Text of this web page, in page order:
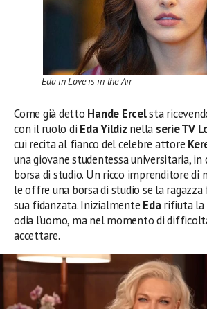
Eda in Love is in the Air
Come già detto Hande Ercelsta
con il ruolo di Eda Yildiz nella serie TV
cui recita al fianco del celebre attore
una giovane studentessa universitaria, in
borsa di studio. Un ricco imprenditore di
le offre una borsa di studio se la ragazza
sua fidanzata. Inizialmente Edarifiuta la
odia l’uomo, ma nel momento di
accettare.